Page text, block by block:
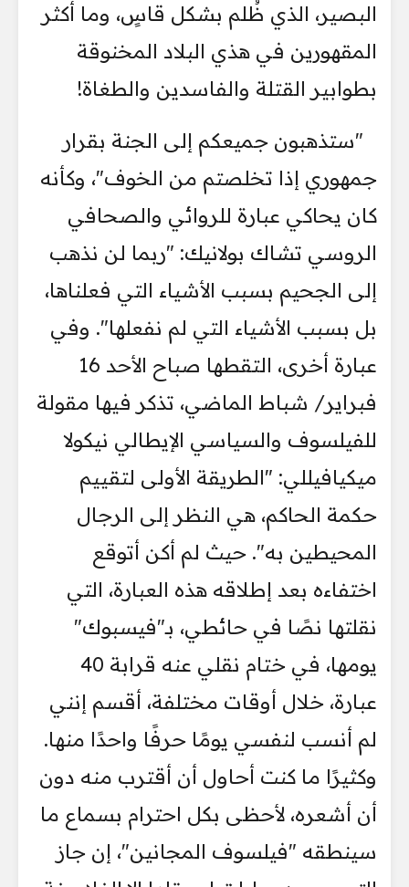
البصير، الذي ظُلم بشكل قاسٍ، وما أكثر
المقهورين في هذي البلاد المخنوقة
بطوابير القتلة والفاسدين والطغاة!
"ستذهبون جميعكم إلى الجنة بقرار
جمهوري إذا تخلصتم من الخوف"، وكأنه
كان يحاكي عبارة للروائي والصحافي
الروسي تشاك بولانيك: "ربما لن نذهب
إلى الجحيم بسبب الأشياء التي فعلناها،
بل بسبب الأشياء التي لم نفعلها". وفي
عبارة أخرى، التقطها صباح الأحد 16
فبراير/ شباط الماضي، تذكر فيها مقولة
للفيلسوف والسياسي الإيطالي نيكولا
ميكيافيللي: "الطريقة الأولى لتقييم
حكمة الحاكم، هي النظر إلى الرجال
المحيطين به". حيث لم أكن أتوقع
اختفاءه بعد إطلاقه هذه العبارة، التي
نقلتها نصًا في حائطي، بـ"فيسبوك"
يومها، في ختام نقلي عنه قرابة 40
عبارة، خلال أوقات مختلفة، أقسم إنني
لم أنسب لنفسي يومًا حرفًا واحدًا منها.
وكثيرًا ما كنت أحاول أن أقترب منه دون
أن أشعره، لأحظى بكل احترام بسماع ما
سينطقه "فيلسوف المجانين"، إن جاز